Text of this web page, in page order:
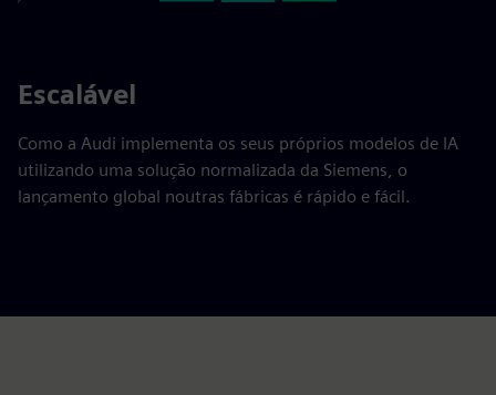
Escalável
Como a Audi implementa os seus próprios modelos de IA
utilizando uma solução normalizada da Siemens, o
lançamento global noutras fábricas é rápido e fácil.